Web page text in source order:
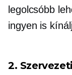
legolcsóbb
ingyen is
2.